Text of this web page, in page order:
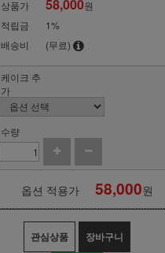
상품가 58,000원
적립금
1%
배송비
(무료)
케이크 추
가
수량
옵션 적용가 58,000원
관심상품 장바구니